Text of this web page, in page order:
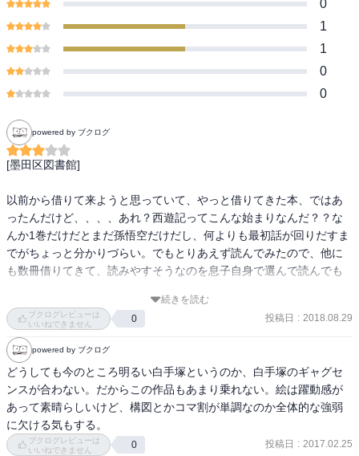
0
1
1
0
0
powered by ブクログ
[墨田区図書館]
以前から借りて来ようと思っていて、やっと借りてきた本、ではあ
ったんだけど、、、、あれ？西遊記ってこんな始まりなんだ？？な
んか1巻だけだとまだ孫悟空だけだし、何よりも最初話が回りだすま
でがちょっと分かりづらい。でもとりあえず読んでみたので、他に
も数冊借りてきて、読みやすそうなのを息子自身で選んで読んでも
続きを読む
ブクログレビューは
いいねできません
0 投稿日 : 2018.08.29
powered by ブクログ
どうしても今のところ明るい白手塚というのか、白手塚のギャグセ
ンスが合わない。だからこの作品もあまり乗れない。絵は躍動感が
あって素晴らしいけど、構図とかコマ割が単調なのか全体的な強弱
に欠ける気もする。
ブクログレビューは
いいねできません
0 投稿日 : 2017.02.25